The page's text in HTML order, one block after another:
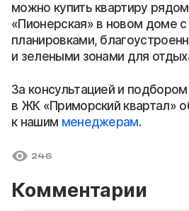
можно купить квартиру
«Пионерская» в новом доме
планировками,
и зелеными зонами для
За консультацией и
в ЖК «Приморский квартал»
к нашим менеджерам.
246
Комментарии